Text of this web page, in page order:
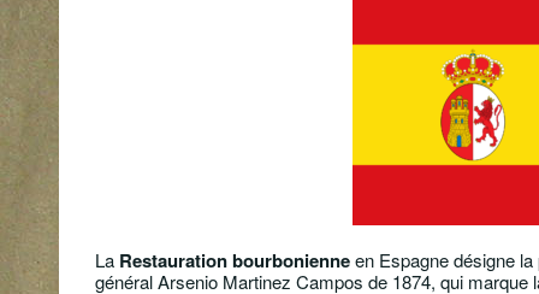
La Restauration bourbonienneen Espagne désigne
général Arsenio Martinez Campos de 1874, qui